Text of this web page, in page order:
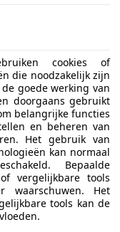
Rosso Corsa - Full
cookies of
die noodzakelijk zijn
goede werking van
doorgaans gebruikt
belangrijke functies
en beheren van
Het gebruik van
kan normaal
Bepaalde
vergelijkbare tools
waarschuwen. Het
tools kan de